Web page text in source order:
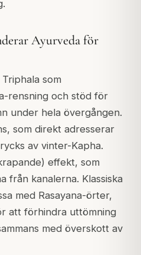
Ayurveda för
som
rensning och stöd för
under hela övergången.
som direkt adresserar
av vinter-Kapha.
effekt, som
från kanalerna. Klassiska
med Rasayana-örter,
att förhindra uttömning
med överskott av